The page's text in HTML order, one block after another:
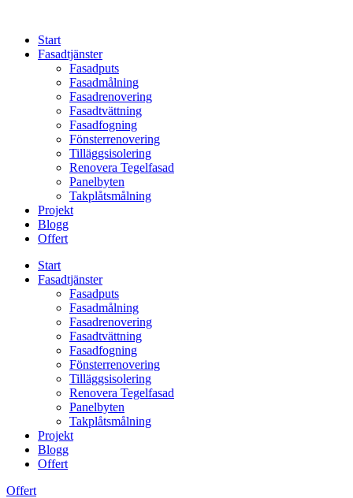
contentStart
Fasadtjänster
Fasadputs
Fasadmålning
Fasadrenovering
Fasadtvättning
Fasadfogning
Fönsterrenovering
Tilläggsisolering
Renovera Tegelfasad
Panelbyten
Takplåtsmålning
Projekt
Blogg
Offert
Start
Fasadtjänster
Fasadputs
Fasadmålning
Fasadrenovering
Fasadtvättning
Fasadfogning
Fönsterrenovering
Tilläggsisolering
Renovera Tegelfasad
Panelbyten
Takplåtsmålning
Projekt
Blogg
Offert
Offert